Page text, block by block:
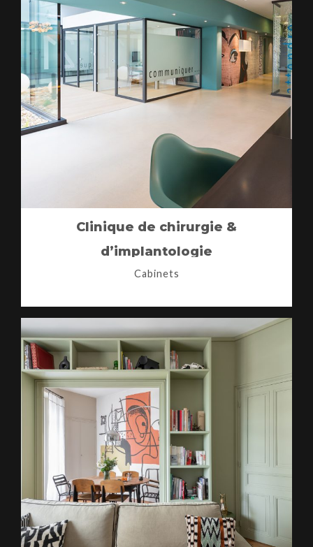
Clinique de chirurgie &
d’implantologie
Cabinets